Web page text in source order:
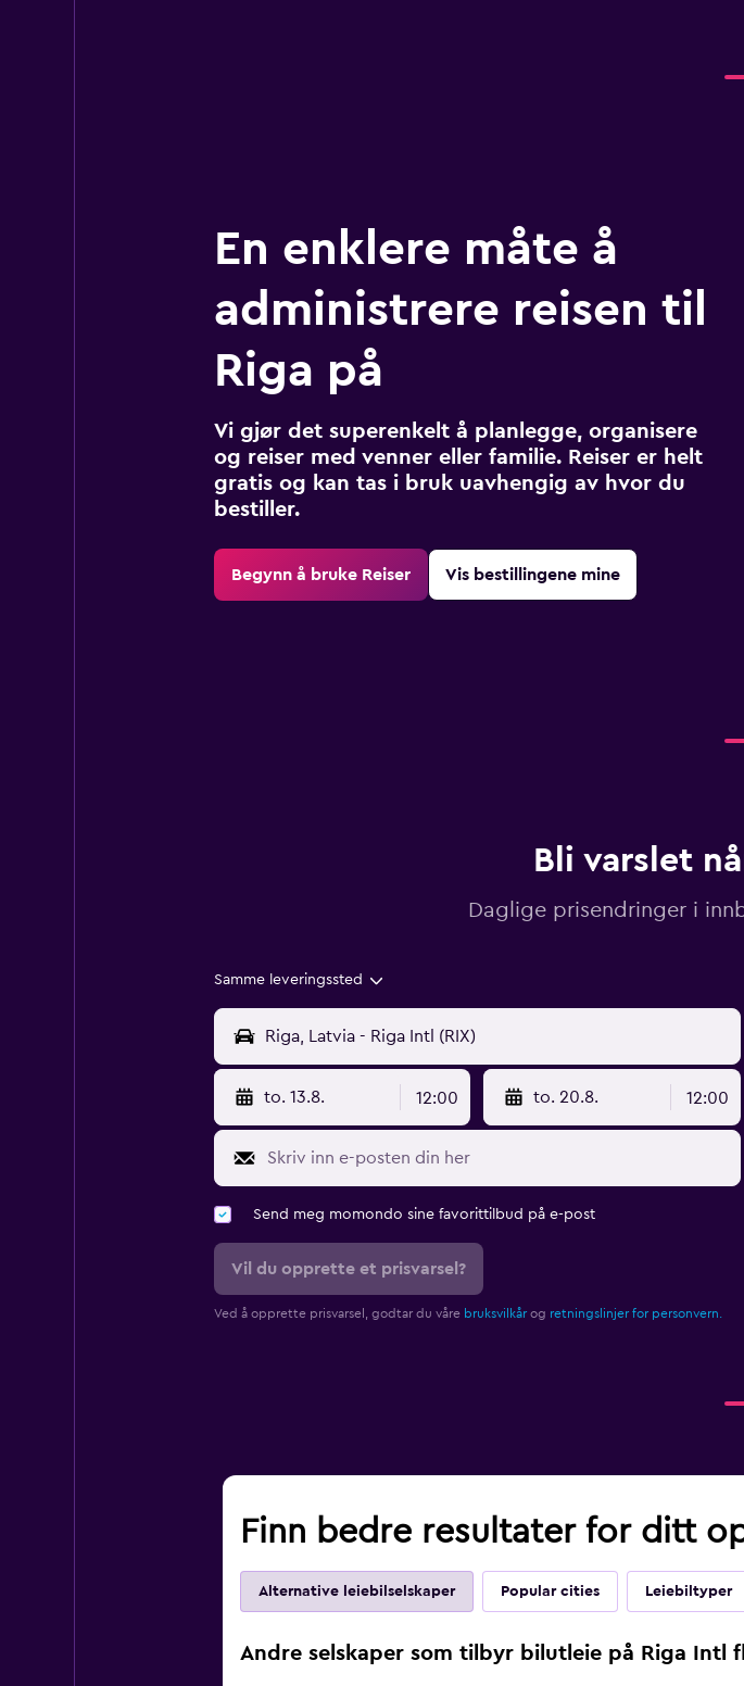
En enklere måte å
administrere reisen til
Riga på
Vi gjør det superenkelt å planlegge, organisere
og reiser med venner eller familie. Reiser er helt
gratis og kan tas i bruk uavhengig av hvor du
bestiller.
Begynn å bruke Reiser Vis bestillingene mine
Bli varslet
Daglige prisendringer i
Samme leveringssted
to. 13.8. 12:00 to. 20.8. 12:00
Send meg momondo sine favorittilbud på e-post
Vil du opprette et prisvarsel?
Ved å opprette prisvarsel, godtar du våre bruksvilkårog retningslinjer for personvern.
Finn bedre resultater for ditt
Alternative leiebilselskaper Popular cities Leiebiltyper
Andre selskaper som tilbyr bilutleie på Riga Intl